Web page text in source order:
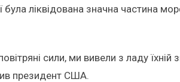
ліквідована значна частина
сили, ми вивели з ладу
президент США.